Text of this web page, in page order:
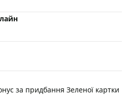
за придбання Зеленої картки